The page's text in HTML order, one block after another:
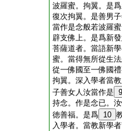
波羅蜜。拘翼。是
復次拘翼。是善男
當作是念般若波羅
辟支佛上。是爲新
菩薩道者。當語新
蜜。當得無所從生
從一佛國至一佛國
拘翼。深入學者當
子善女人汝當作是 9
持念。作是念已。
徳善福。是爲 10
入學者。當教新學